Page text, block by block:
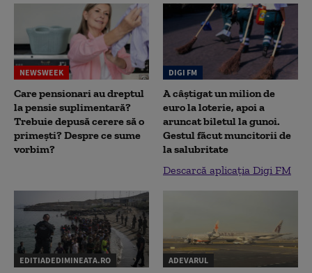
NEWSWEEK
Care pensionari au dreptul
la pensie suplimentară?
Trebuie depusă cerere să o
primești? Despre ce sume
vorbim?
DIGI FM
A câștigat un milion de
euro la loterie, apoi a
aruncat biletul la gunoi.
Gestul făcut muncitorii de
la salubritate
Descarcă aplicația Digi FM
EDITIADEDIMINEATA.RO ADEVARUL